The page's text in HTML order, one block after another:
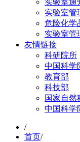
实验室管
危险化学
实验室管
友情链接
科研院所
中国科学
教育部
科技部
国家自然
中国科学
/
首页/